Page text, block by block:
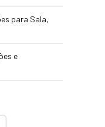
para Sala,
e